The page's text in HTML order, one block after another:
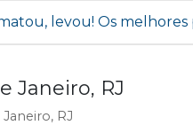
levou! Os
Janeiro, RJ
RJ